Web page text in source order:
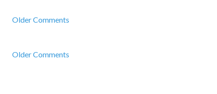
Older Comments
Older Comments